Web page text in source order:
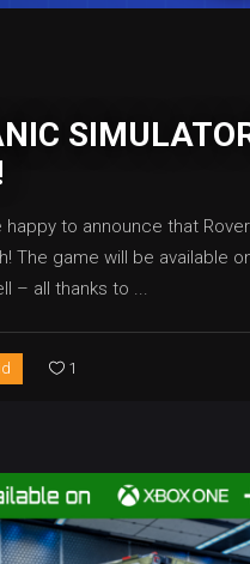
happy to announce that
The game will be available
– all thanks to
1